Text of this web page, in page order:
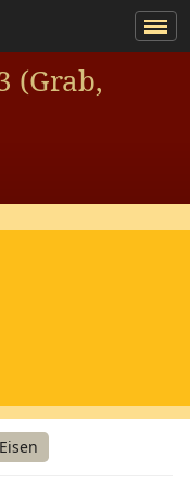
(Grab,
Eisen